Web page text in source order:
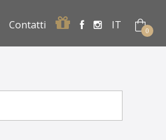
0
Contatti Regalo IT